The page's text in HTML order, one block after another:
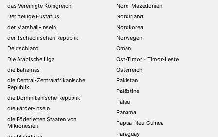
das Vereinigte Königreich
Der heilige Eustatius
der Marshall-Inseln
der Tschechischen Republik
Deutschland
Die Arabische Liga
die Bahamas
die Central-Zentralafrikanische
Republik
die Dominikanische Republik
die Färöer-Inseln
die Föderierten Staaten von
Mikronesien
Nord-Mazedonien
Nordirland
Nordkorea
Norwegen
Oman
Ost-Timor - Timor-Leste
Österreich
Pakistan
Palästina
Palau
Panama
Papua-Neu-Guinea
Paraguay